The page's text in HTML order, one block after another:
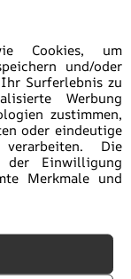
Cookies, um
und/oder
Surferlebnis zu
Werbung
zustimmen,
oder eindeutige
Die
Einwilligung
Merkmale und